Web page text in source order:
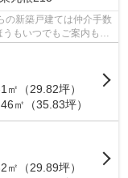
の新築戸建ては仲介手数
もいつでもご案内もさ
㎡（29.82坪）
㎡（35.83坪）
㎡（29.89坪）